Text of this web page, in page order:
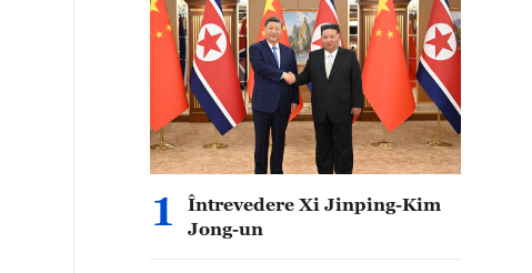
1
Întrevedere Xi Jinping-Kim
Jong-un